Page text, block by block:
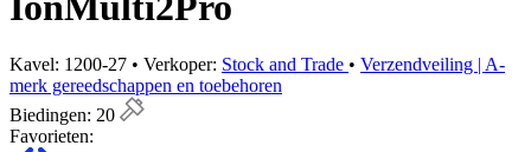
Kavel: 1200-27 • Verkoper: Stock and Trade • Verzendveiling | A-
merk gereedschappen en toebehoren
Biedingen: 20
Favorieten: